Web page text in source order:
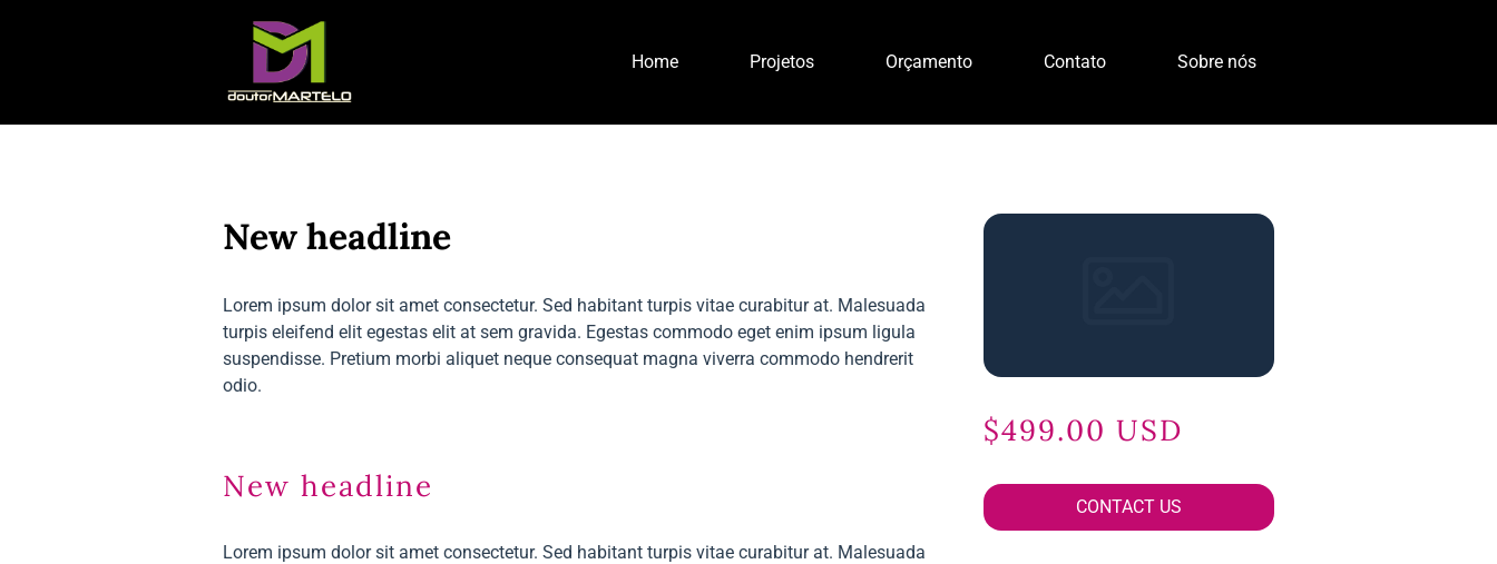
Home Projetos Orçamento Contato Sobre nós
New headline
Lorem ipsum dolor sit amet consectetur. Sed habitant turpis vitae curabitur at. Malesuada
turpis eleifend elit egestas elit at sem gravida. Egestas commodo eget enim ipsum ligula
suspendisse. Pretium morbi aliquet neque consequat magna viverra commodo hendrerit
odio.
New headline
Lorem ipsum dolor sit amet consectetur. Sed habitant turpis vitae curabitur at. Malesuada
$499.00 USD
CONTACT US